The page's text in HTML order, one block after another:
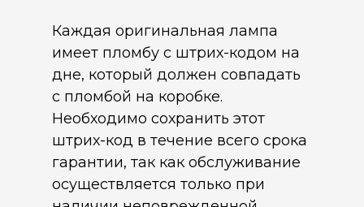
Каждая оригинальная лампа
имеет пломбу с штрих-кодом на
дне, который должен совпадать
с пломбой на коробке.
Необходимо сохранить этот
штрих-код в течение всего срока
гарантии, так как обслуживание
осуществляется только при